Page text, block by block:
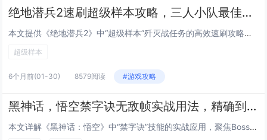
绝地潜兵2速刷超级样本攻略，三人小队最佳路线推荐，高效通关高难度歼灭战任务
本文提供《绝地潜兵2》中“超级样本”歼灭战任务的高效速刷攻略，聚焦三人小队协同作战，推荐最优路线：开局直取西北主样本点，...
超级样本
6个月前(01-30) 8579阅读 #游戏攻略
黑神话，悟空禁字诀无敌帧实战用法，精确到帧的Boss战躲避与反击连招指南
本文详解《黑神话：悟空》中“禁字诀”技能的实战应用，聚焦Boss战中的无敌帧机制，通过逐帧分析，指出禁字诀在释放瞬间（第...